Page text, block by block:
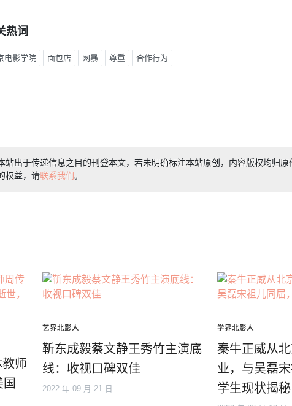
热词
电影学院 面包店 网暴 尊重 合作行为
站出于传递信息之目的刊登本文，若未明确标注本站原创，内容版权均归
权益，请联系我们。
师
艺界北影人
靳东成毅蔡文静王秀竹主演底
线：收视口碑双佳
2022 年 09 月 21 日
学界北影人
秦牛正威从
业，与吴磊
学生现状揭秘